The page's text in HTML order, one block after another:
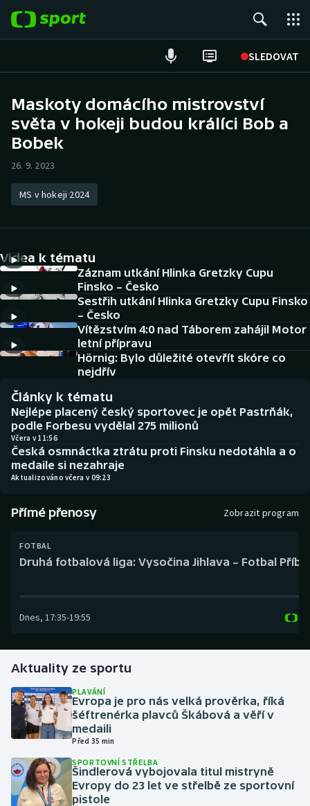
SLEDOVAT
Hokej
Atletika
DALŠÍ SPORTY
Americký fotbal
Baseball a softbal
Basketbal
Boby a skeleton
Box
Dostihy
Florbal
Golf
Gymnastika
Házená
Jezdectví
Krasobruslení
NEPŘEHLÉDNĚTE
Soutěže
Historické návraty
AZ kvíz
Maskoty domácího mistrovství
světa v hokeji budou králíci Bob a
Bobek
26. 9. 2023
MS v hokeji 2024
Videa k tématu
Záznam utkání Hlinka Gretzky Cupu
Finsko – Česko
Sestřih utkání Hlinka Gretzky Cupu Finsko
– Česko
Vítězstvím 4:0 nad Táborem zahájil Motor
letní přípravu
Hörnig: Bylo důležité otevřít skóre co
nejdřív
Články k tématu
Nejlépe placený český sportovec je opět Pastrňák,
podle Forbesu vydělal 275 milionů
Včera v 11:56
Česká osmnáctka ztrátu proti Finsku nedotáhla a o
medaile si nezahraje
Aktualizováno včera v 09:23
Přímé přenosy Zobrazit program
FOTBAL
Druhá fotbalová liga: Vysočina Jihlava – Fotbal
Dnes, 17:35-19:55
Aktuality ze sportu
PLAVÁNÍ
Evropa je pro nás velká prověrka, říká
šéftrenérka plavců Škábová a věří v
medaili
Před 35 min
SPORTOVNÍ STŘELBA
Šindlerová vybojovala titul mistryně
Evropy do 23 let ve střelbě ze sportovní
pistole